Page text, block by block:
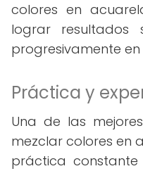
colores en
lograr resultados
progresivamente
Práctica y
Una de las
mezclar colores en
práctica constante